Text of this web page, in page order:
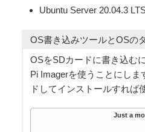
Ubuntu Server 20.04.3
OS書き込みツールとOSの
OSをSDカードに書き込む
Pi Imagerを使うことにしま
ドしてインストールすれば
Just a